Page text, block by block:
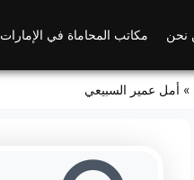
نحن مكاتب المحاماة في الإمارات
» أمل عمير السبيعي